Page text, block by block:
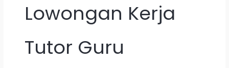
Lowongan Kerja
Tutor Guru